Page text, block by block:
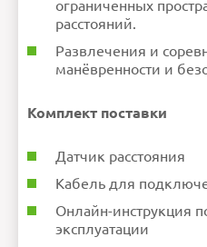
ограниченных
расстояний.
Развлечения и
манёвренности и
Комплект поставки
Датчик расстояния
Кабель для
Онлайн-инструкция
эксплуатации